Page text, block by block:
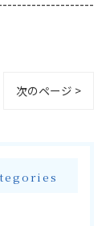
次のページ >